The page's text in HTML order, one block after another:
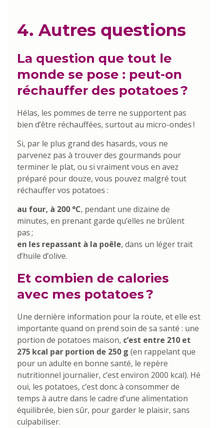
4. Autres questions
La question que tout le
monde se pose : peut-on
réchauffer des potatoes ?
Hélas, les pommes de terre ne supportent pas
bien d’être réchauffées, surtout au micro-ondes !
Si, par le plus grand des hasards, vous ne
parvenez pas à trouver des gourmands pour
terminer le plat, ou si vraiment vous en avez
préparé pour douze, vous pouvez malgré tout
réchauffer vos potatoes :
au four, à 200 °C, pendant une dizaine de
minutes, en prenant garde qu’elles ne brûlent
pas ;
en les repassant à la poêle, dans un léger trait
d’huile d’olive.
Et combien de calories
avec mes potatoes ?
Une dernière information pour la route, et elle est
importante quand on prend soin de sa santé : une
portion de potatoes maison, c’est entre 210 et
275 kcal par portion de 250 g (en rappelant que
pour un adulte en bonne santé, le repère
nutritionnel journalier, c’est environ 2000 kcal). Hé
oui, les potatoes, c’est donc à consommer de
temps à autre dans le cadre d’une alimentation
équilibrée, bien sûr, pour garder le plaisir, sans
culpabiliser.